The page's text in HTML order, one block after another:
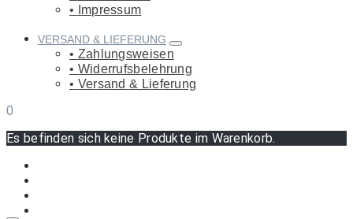
Impressum
VERSAND & LIEFERUNG
Zahlungsweisen
Widerrufsbelehrung
Versand & Lieferung
0
Es befinden sich keine Produkte im Warenkorb.